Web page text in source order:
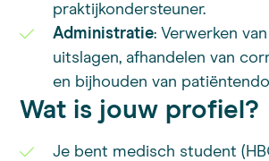
praktijkondersteuner.
Administratie: Verwerken
uitslagen, afhandelen van
en bijhouden van
Wat is jouw profiel?
Je bent medisch student